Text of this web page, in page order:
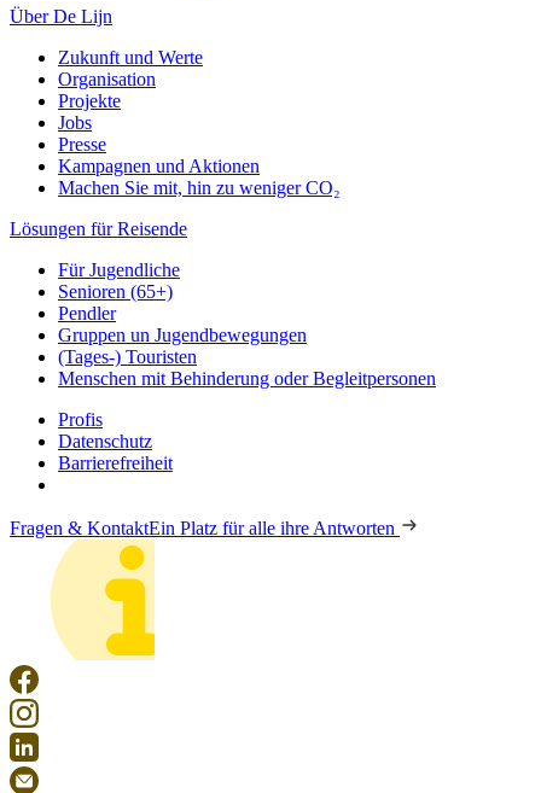
Über De Lijn
Zukunft und Werte
Organisation
Projekte
Jobs
Presse
Kampagnen und Aktionen
Machen Sie mit, hin zu weniger CO₂
Lösungen für Reisende
Für Jugendliche
Senioren (65+)
Pendler
Gruppen un Jugendbewegungen
(Tages-) Touristen
Menschen mit Behinderung oder Begleitpersonen
Profis
Datenschutz
Barrierefreiheit
Fragen & KontaktEin Platz für alle ihre Antworten